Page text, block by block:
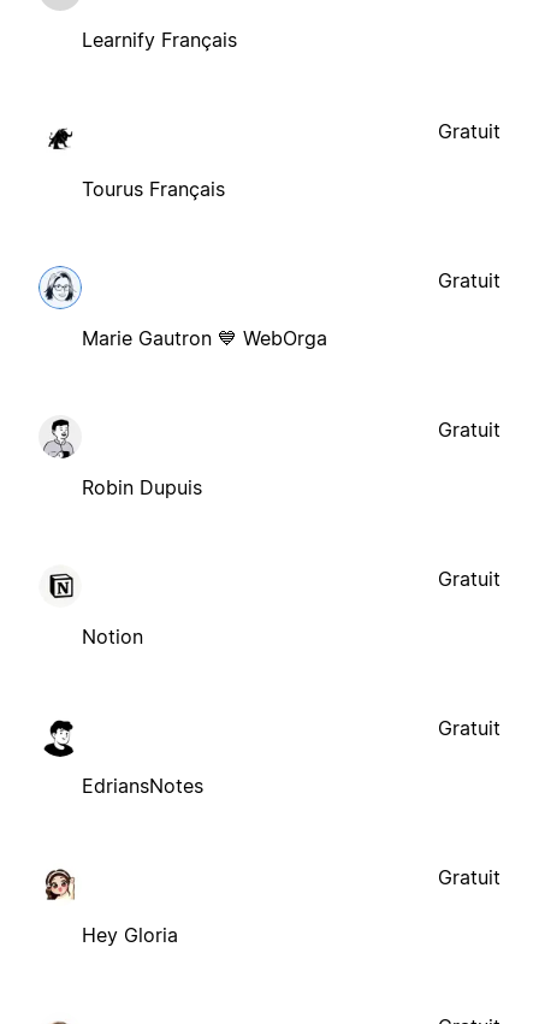
Learnify Français
Tourus Français
Gratuit
Marie Gautron 💙 WebOrga
Gratuit
Robin Dupuis
Gratuit
Notion
Gratuit
EdriansNotes
Gratuit
Hey Gloria
Gratuit